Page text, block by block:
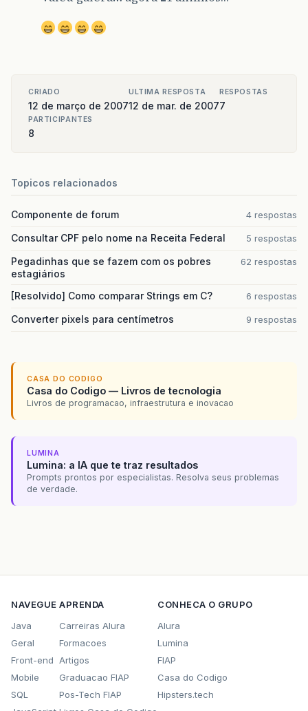
CRIADO
12 de março de 2007
ULTIMA RESPOSTA
12 de mar. de 2007
RESPOSTAS
7
PARTICIPANTES
8
Topicos relacionados
Componente de forum 4 respostas
Consultar CPF pelo nome na Receita Federal 5 respostas
Pegadinhas que se fazem com os pobres
estagiários
62 respostas
[Resolvido] Como comparar Strings em C? 6 respostas
Converter pixels para centímetros 9 respostas
CASA DO CODIGO
Casa do Codigo — Livros de tecnologia
Livros de programacao, infraestrutura e inovacao
LUMINA
Lumina: a IA que te traz resultados
Prompts prontos por especialistas. Resolva seus problemas
de verdade.
NAVEGUE
Java
Geral
Front-end
Mobile
SQL
APRENDA
Carreiras Alura
Formacoes
Artigos
Graduacao FIAP
Pos-Tech FIAP
CONHECA O GRUPO
Alura
Lumina
FIAP
Casa do Codigo
Hipsters.tech